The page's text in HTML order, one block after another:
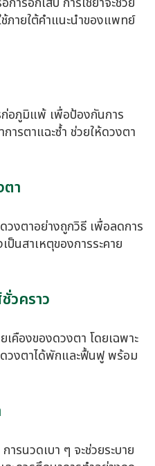
ภายใต้คำแนะนำของแพทย์
อภูมิแพ้ เพื่อป้องกันการ
การตาแฉะซ้ำ ช่วยให้ดวงตา
า
วงตาอย่างถูกวิธี เพื่อลดการ
ป็นสาเหตุของการระคาย
วคราว
เคืองของดวงตา โดยเฉพาะ
วงตาได้พักและฟื้นฟู พร้อม
รนวดเบา ๆ จะช่วยระบาย